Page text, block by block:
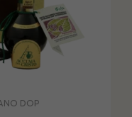
DOP